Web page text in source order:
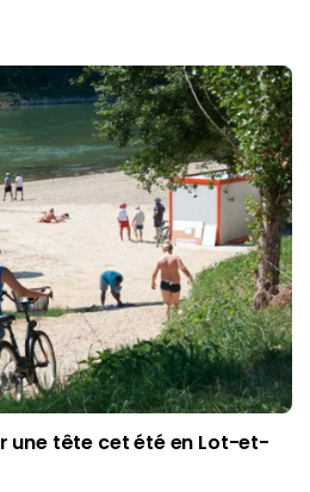
une tête cet été en Lot-et-